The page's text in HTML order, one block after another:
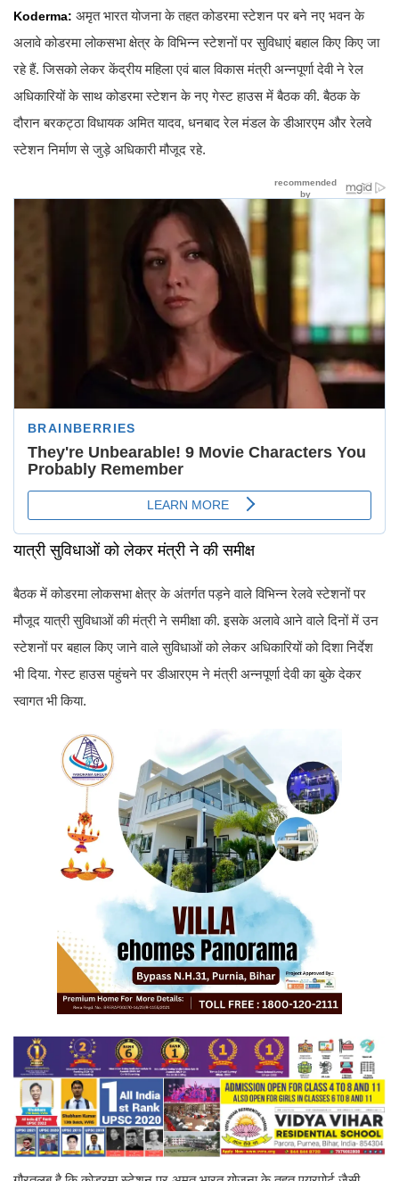
Koderma: अमृत भारत योजना के तहत कोडरमा स्टेशन पर बने नए भवन के
अलावे कोडरमा लोकसभा क्षेत्र के विभिन्न स्टेशनों पर सुविधाएं बहाल किए किए जा
रहे हैं. जिसको लेकर केंद्रीय महिला एवं बाल विकास मंत्री अन्नपूर्णा देवी ने रेल
अधिकारियों के साथ कोडरमा स्टेशन के नए गेस्ट हाउस में बैठक की. बैठक के
दौरान बरकट्ठा विधायक अमित यादव, धनबाद रेल मंडल के डीआरएम और रेलवे
स्टेशन निर्माण से जुड़े अधिकारी मौजूद रहे.
यात्री सुविधाओं को लेकर मंत्री ने की समीक्ष
बैठक में कोडरमा लोकसभा क्षेत्र के अंतर्गत पड़ने वाले विभिन्न रेलवे स्टेशनों पर
मौजूद यात्री सुविधाओं की मंत्री ने समीक्षा की. इसके अलावे आने वाले दिनों में उन
स्टेशनों पर बहाल किए जाने वाले सुविधाओं को लेकर अधिकारियों को दिशा निर्देश
भी दिया. गेस्ट हाउस पहुंचने पर डीआरएम ने मंत्री अन्नपूर्णा देवी का बुके देकर
स्वागत भी किया.